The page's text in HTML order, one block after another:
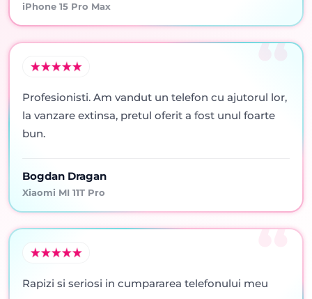
iPhone 15 Pro Max
Profesionisti. Am vandut un telefon cu ajutorul lor,
la vanzare extinsa, pretul oferit a fost unul foarte
bun.
Bogdan Dragan
Xiaomi MI 11T Pro
Rapizi si seriosi in cumpararea telefonului meu